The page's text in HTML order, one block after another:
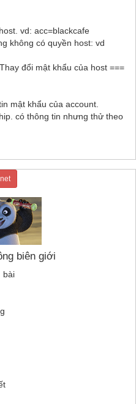
vd: acc=blackcafe
không có quyền host: vd
đổi mật khẩu của host ===
mật khẩu của account.
có thông tin nhưng thử theo
biên giới
bài